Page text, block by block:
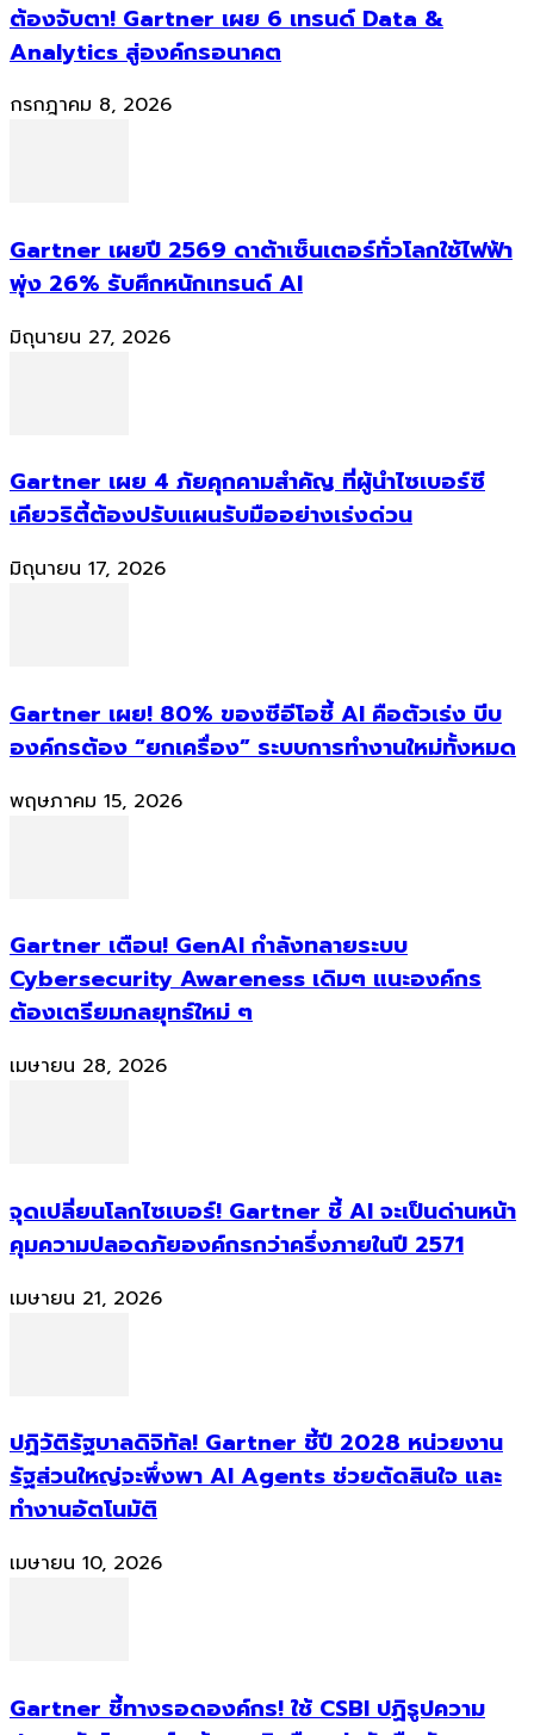
ต้องจับตา! Gartner เผย 6 เทรนด์ Data &
Analytics สู่องค์กรอนาคต
กรกฎาคม 8, 2026
Gartner เผยปี 2569 ดาต้าเซ็นเตอร์ทั่วโลกใช้ไฟฟ้า
พุ่ง 26% รับศึกหนักเทรนด์ AI
มิถุนายน 27, 2026
Gartner เผย 4 ภัยคุกคามสำคัญ ที่ผู้นำไซเบอร์ซี
เคียวริตี้ต้องปรับแผนรับมืออย่างเร่งด่วน
มิถุนายน 17, 2026
Gartner เผย! 80% ของซีอีโอชี้ AI คือตัวเร่ง บีบ
องค์กรต้อง “ยกเครื่อง” ระบบการทำงานใหม่ทั้งหมด
พฤษภาคม 15, 2026
Gartner เตือน! GenAI กำลังทลายระบบ
Cybersecurity Awareness เดิมๆ แนะองค์กร
ต้องเตรียมกลยุทธ์ใหม่ ๆ
เมษายน 28, 2026
จุดเปลี่ยนโลกไซเบอร์! Gartner ชี้ AI จะเป็นด่านหน้า
คุมความปลอดภัยองค์กรกว่าครึ่งภายในปี 2571
เมษายน 21, 2026
ปฏิวัติรัฐบาลดิจิทัล! Gartner ชี้ปี 2028 หน่วยงาน
รัฐส่วนใหญ่จะพึ่งพา AI Agents ช่วยตัดสินใจ และ
ทำงานอัตโนมัติ
เมษายน 10, 2026
Gartner ชี้ทางรอดองค์กร! ใช้ CSBI ปฏิรูปความ